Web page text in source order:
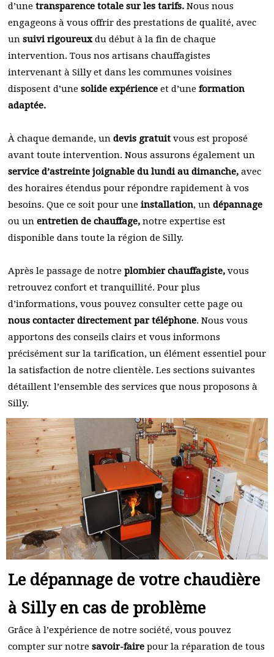
d’une transparence totale sur les tarifs. Nous nous
engageons à vous offrir des prestations de qualité, avec
un suivi rigoureuxdu début à la fin de chaque
intervention. Tous nos artisans chauffagistes
intervenant à Silly et dans les communes voisines
disposent d’une solide expérience et d’une formation
adaptée.
À chaque demande, un devis gratuit vous est proposé
avant toute intervention. Nous assurons également un
service d’astreinte joignable du lundi au dimanche, avec
des horaires étendus pour répondre rapidement à vos
besoins. Que ce soit pour une installation, un dépannage
ou un entretien de chauffage, notre expertise est
disponible dans toute la région de Silly.
Après le passage de notre plombier chauffagiste, vous
retrouvez confort et tranquillité. Pour plus
d’informations, vous pouvez consulter cette page ou
nous contacter directement par téléphone. Nous vous
apportons des conseils clairs et vous informons
précisément sur la tarification, un élément essentiel pour
la satisfaction de notre clientèle. Les sections suivantes
détaillent l’ensemble des services que nous proposons à
Silly.
Le dépannage de votre chaudière
à Silly en cas de problème
Grâce à l’expérience de notre société, vous pouvez
compter sur notre savoir-faire pour la réparation de tous